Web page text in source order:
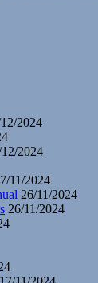
2024
2024
11/2024
26/11/2024
26/11/2024